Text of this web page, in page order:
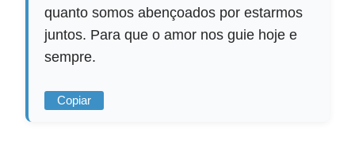
quanto somos abençoados por estarmos
juntos. Para que o amor nos guie hoje e
sempre.
Copiar